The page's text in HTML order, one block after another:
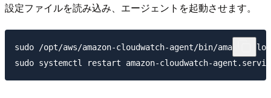
設定ファイルを読み込み、エージェントを起動させます。
sudo /opt/aws/amazon-cloudwatch-agent/bin/